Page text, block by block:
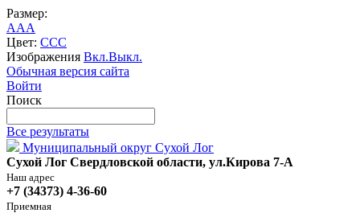
Размер:
AAA
Цвет: CCC
Изображения Вкл.Выкл.
Обычная версия сайта
Войти
Поиск
Все результаты
Муниципальный округ Сухой Лог
Сухой Лог Свердловской области, ул.Кирова 7-А
Наш адрес
+7 (34373) 4-36-60
Приемная